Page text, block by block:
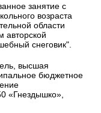
занятие с
возраста
области
авторской
снеговик".
высшая
бюджетное
«Гнездышко»,